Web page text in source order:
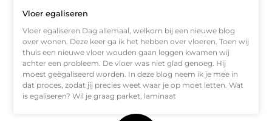
Vloer egaliseren
Vloer egaliseren Dag allemaal, welkom bij een nieuwe blog
over wonen. Deze keer ga ik het hebben over vloeren. Toen wij
thuis een nieuwe vloer wouden gaan leggen kwamen wij
achter een probleem. De vloer was niet glad genoeg. Hij
moest geëgaliseerd worden. In deze blog neem ik je mee in
dat proces, zodat jij precies weet waar je op moet letten. Wat
is egaliseren? Wil je graag parket, laminaat